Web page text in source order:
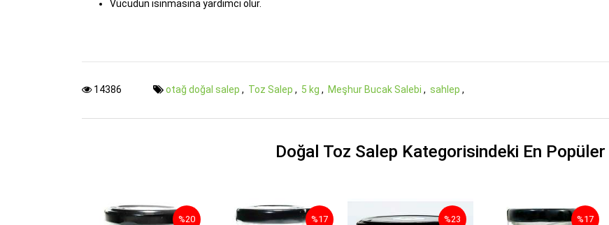
Vücudun ısınmasına yardımcı olur.
14386 otağ doğal salep , Toz Salep , 5 kg , Meşhur Bucak Salebi , sahlep ,
Doğal Toz Salep Kategorisindeki En
%20 %17 %23 %17